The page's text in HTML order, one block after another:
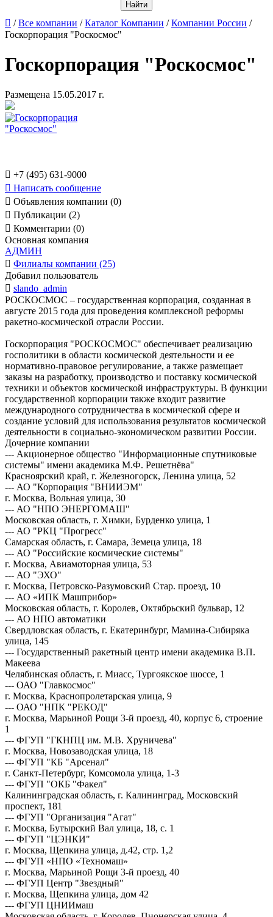
 /Все компании /Каталог Компании /Компании России /
Госкорпорация "Роскосмос"
Госкорпорация "Роскосмос"
Размещена 15.05.2017 г.
 +7 (495) 631-9000
 Написать сообщение
 Объявления компании (0)
 Публикации (2)
 Комментарии (0)
Основная компания
АДМИН
 Филиалы компании (25)
Добавил пользователь
 slando_admin
РОСКОСМОС – государственная корпорация, созданная в
августе 2015 года для проведения комплексной реформы
ракетно-космической отрасли России.
Госкорпорация "РОСКОСМОС" обеспечивает реализацию
госполитики в области космической деятельности и ее
нормативно-правовое регулирование, а также размещает
заказы на разработку, производство и поставку космической
техники и объектов космической инфраструктуры. В функции
государственной корпорации также входит развитие
международного сотрудничества в космической сфере и
создание условий для использования результатов космической
деятельности в социально-экономическом развитии России.
Дочерние компании
--- Акционерное общество "Информационные спутниковые
системы" имени академика М.Ф. Решетнёва"
Красноярский край, г. Железногорск, Ленина улица, 52
--- АО "Корпорация "ВНИИЭМ"
г. Москва, Вольная улица, 30
--- АО "НПО ЭНЕРГОМАШ"
Московская область, г. Химки, Бурденко улица, 1
--- АО "РКЦ "Прогресс"
Самарская область, г. Самара, Земеца улица, 18
--- АО "Российские космические системы"
г. Москва, Авиамоторная улица, 53
--- АО "ЭХО"
г. Москва, Петровско-Разумовский Стар. проезд, 10
--- АО «ИПК Машприбор»
Московская область, г. Королев, Октябрьский бульвар, 12
--- АО НПО автоматики
Свердловская область, г. Екатеринбург, Мамина-Сибиряка
улица, 145
--- Государственный ракетный центр имени академика В.П.
Макеева
Челябинская область, г. Миасс, Тургоякское шоссе, 1
--- ОАО "Главкосмос"
г. Москва, Краснопролетарская улица, 9
--- ОАО "НПК "РЕКОД"
г. Москва, Марьиной Рощи 3-й проезд, 40, корпус 6, строение
1
--- ФГУП "ГКНПЦ им. М.В. Хруничева"
г. Москва, Новозаводская улица, 18
--- ФГУП "КБ "Арсенал"
г. Санкт-Петербург, Комсомола улица, 1-3
--- ФГУП "ОКБ "Факел"
Калининградская область, г. Калининград, Московский
проспект, 181
--- ФГУП "Организация "Агат"
г. Москва, Бутырский Вал улица, 18, с. 1
--- ФГУП "ЦЭНКИ"
г. Москва, Щепкина улица, д.42, стр. 1,2
--- ФГУП «НПО «Техномаш»
г. Москва, Марьиной Рощи 3-й проезд, 40
--- ФГУП Центр "Звездный"
г. Москва, Щепкина улица, дом 42
--- ФГУП ЦНИИмаш